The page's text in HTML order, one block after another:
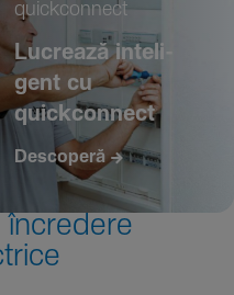
quickconnect
Lucrează inte­li­
gent cu
quickconnect
Descoperă
încre­dere